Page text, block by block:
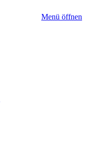
Menü öffnen